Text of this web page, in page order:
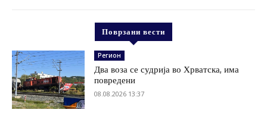
Поврзани вести
Регион
Два воза се судрија во Хрватска, има
повредени
08.08.2026 13:37